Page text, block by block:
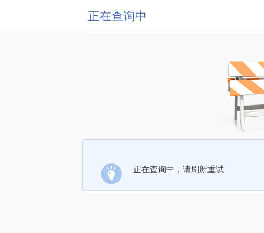
正在查询中
正在查询中，请刷新重试